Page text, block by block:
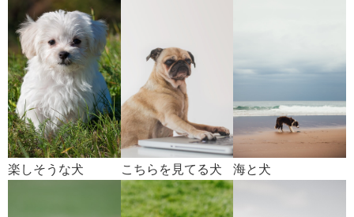
楽しそうな犬 こちらを見てる犬 海と犬